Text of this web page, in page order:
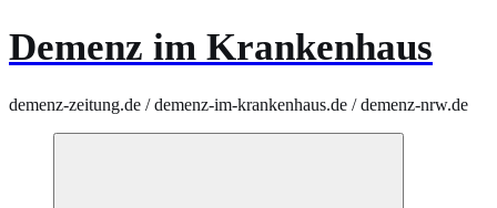
Demenz im Krankenhaus
demenz-zeitung.de / demenz-im-krankenhaus.de / demenz-nrw.de